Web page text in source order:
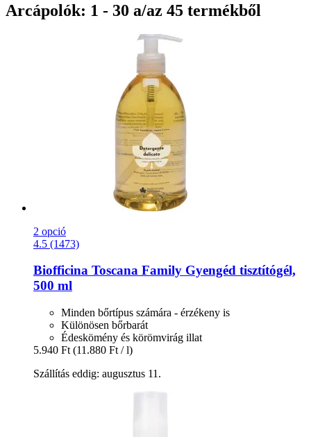
Arcápolók: 1 - 30 a/az 45 termékből
2 opció
4.5 (1473)
Biofficina Toscana Family Gyengéd tisztítógél,
500 ml
Minden bőrtípus számára - érzékeny is
Különösen bőrbarát
Édeskömény és körömvirág illat
5.940 Ft (11.880 Ft / l)
Szállítás eddig: augusztus 11.